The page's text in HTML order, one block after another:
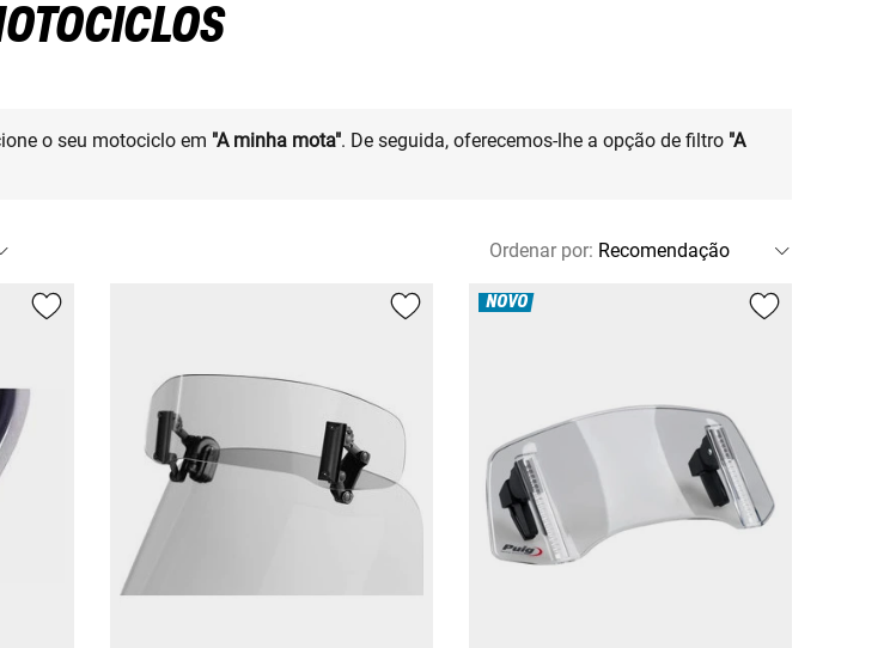
o seu motociclo em "A minha mota". De seguida, oferecemos-lhe a opção de filtro "A
Ordenar por:
NOVO